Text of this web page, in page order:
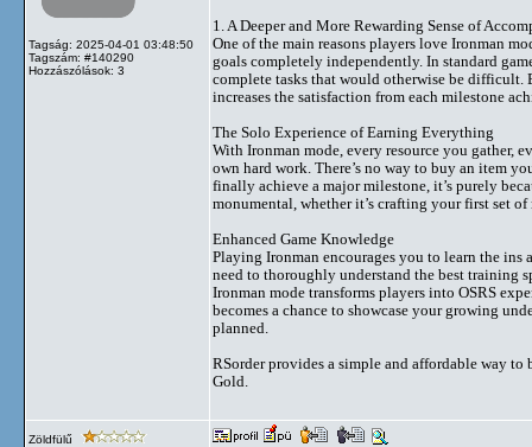
Tagság: 2025-04-01 03:48:50
Tagszám: #140290
Hozzászólások: 3
1. A Deeper and More Rewarding Sense of
One of the main reasons players love Ironman
goals completely independently. In standard
complete tasks that would otherwise be difficult.
increases the satisfaction from each milestone
The Solo Experience of Earning Everything
With Ironman mode, every resource you gather,
own hard work. There’s no way to buy an item
finally achieve a major milestone, it’s purely
monumental, whether it’s crafting your first set
Enhanced Game Knowledge
Playing Ironman encourages you to learn the ins
need to thoroughly understand the best training
Ironman mode transforms players into OSRS
becomes a chance to showcase your growing
planned.
RSorder provides a simple and affordable way
Gold.
Zöldfülű